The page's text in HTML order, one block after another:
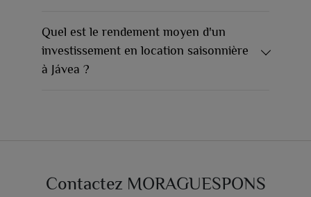
Quel est le rendement moyen d'un
investissement en location saisonnière
à Jávea ?
Contactez MORAGUESPONS